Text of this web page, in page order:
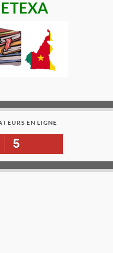
EN LIGNE
5